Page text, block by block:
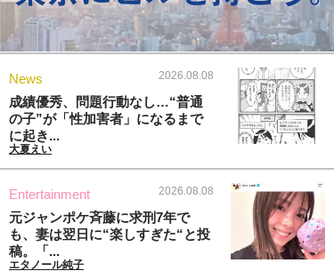
News 2026.08.08
成績優秀、問題行動なし…“普通
の子”が「性加害者」になるまで
に起き...
大夏えい
Entertainment 2026.08.08
元ジャンポケ斉藤に求刑7年で
も、妻は翌日に“楽しすぎた“と投
稿。「...
エタノール純子